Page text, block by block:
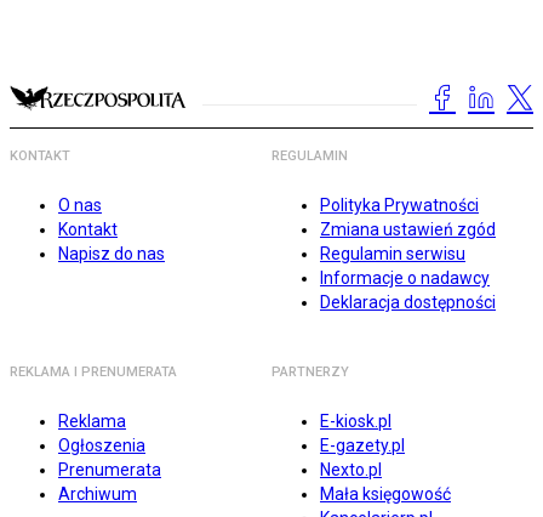
KONTAKT
O nas
Kontakt
Napisz do nas
REGULAMIN
Polityka Prywatności
Zmiana ustawień zgód
Regulamin serwisu
Informacje o nadawcy
Deklaracja dostępności
REKLAMA I PRENUMERATA
Reklama
Ogłoszenia
Prenumerata
Archiwum
PARTNERZY
E-kiosk.pl
E-gazety.pl
Nexto.pl
Mała księgowość